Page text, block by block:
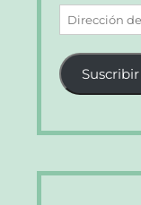
Dirección
de
correo
electrónico
Suscribir